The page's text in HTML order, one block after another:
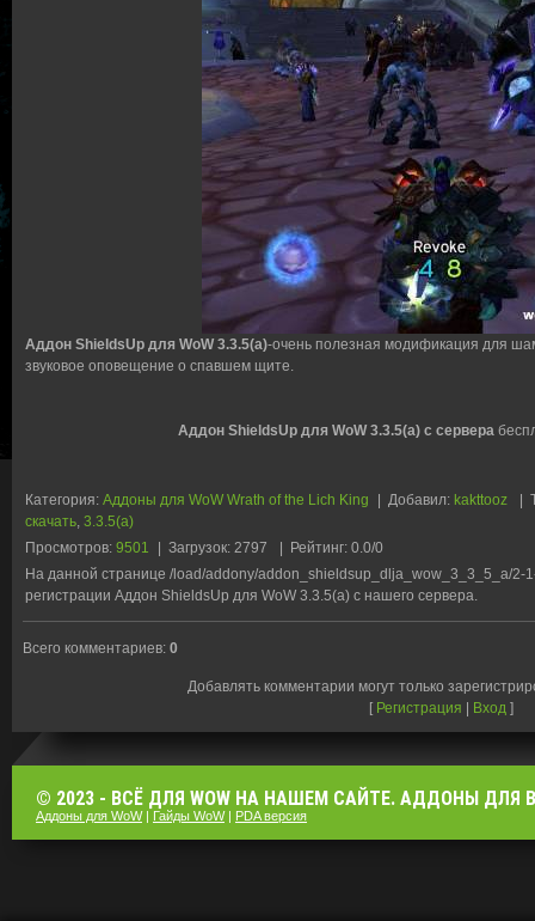
Аддон ShieldsUp для WoW 3.3.5(а)-очень полезная модификация для
звуковое оповещение о спавшем щите.
Аддон ShieldsUp для WoW 3.3.5(а) с сервера
Категория: Аддоны для WoW Wrath of the Lich King | Добавил: kakttooz |
скачать 3.3.5(а)
Просмотров: 9501 | Загрузок: 2797 | Рейтинг: 0.0/0
На данной странице /load/addony/addon_shieldsup_dlja_wow_3_3_5_a/2-
регистрации Аддон ShieldsUp для WoW 3.3.5(а) с нашего сервера.
Всего комментариев: 0
Добавлять комментарии могут только
[ Регистрация | Вход ]
© 2023 - ВСЁ ДЛЯ WOW НА НАШЕМ САЙТЕ. АДДОНЫ ДЛЯ
Аддоны для WoW| Гайды WoW| PDA версия